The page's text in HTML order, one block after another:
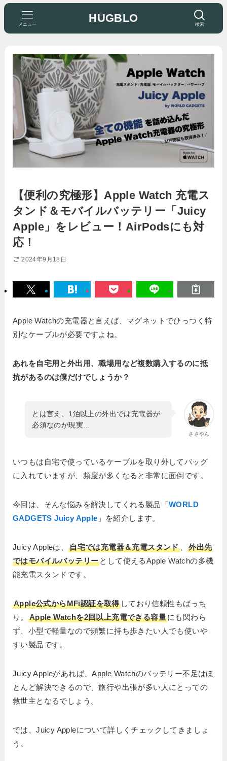
HUGBLO 検索
メニュー
【便利の究極形】Apple Watch 充電ス
タンド＆モバイルバッテリー「Juicy
Apple」をレビュー！AirPodsにも対
応！
2024年9月18日
Apple Watchの充電器と言えば、マグネットでひっつく特
別なケーブルが必要ですよね。
あれを自宅用と外出用、職場用など複数購入するのに抵
抗があるのは僕だけでしょうか？
ささやん
とは言え、1泊以上の外出では充電器が
必須なのが現実…
いつもは自宅で使っているケーブルを取り外してバッグ
に入れていますが、頻度が多くなると非常に面倒です。
今回は、そんな悩みを解決してくれる製品「WORLD
GADGETS Juicy Apple 」を紹介します。
Juicy Appleは、自宅では充電器＆充電スタンド、外出先
ではモバイルバッテリー として使えるApple Watchの多機
能充電スタンドです。
Apple公式からMFi認証を取得しており信頼性もばっち
り。
Apple Watchを2回以上充電できる容量にも関わら
ず、小型で軽量なので頻繁に持ち歩きたい人でも使いや
すい製品です。
Juicy Appleがあれば、Apple Watchのバッテリー不足はほ
とんど解決できるので、旅行や出張が多い人にとっての
救世主となるでしょう。
では、Juicy Appleについて詳しくチェックしてきましょ
う。